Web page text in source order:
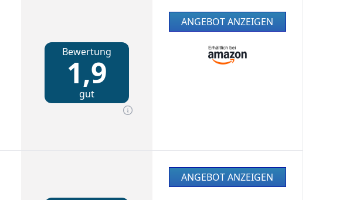
Bewertung
1,9
gut
ANGEBOT ANZEIGEN
ANGEBOT ANZEIGEN